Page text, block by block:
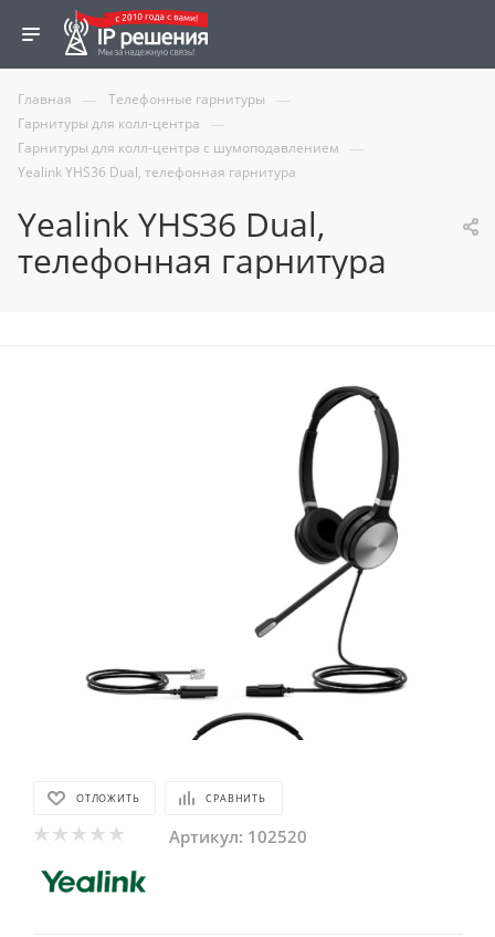
Главная — Телефонные гарнитуры —
Гарнитуры для колл-центра —
Гарнитуры для колл-центра с шумоподавлением —
Yealink YHS36 Dual, телефонная гарнитура
Yealink YHS36 Dual,
телефонная гарнитура
ОТЛОЖИТЬ СРАВНИТЬ
Артикул: 102520